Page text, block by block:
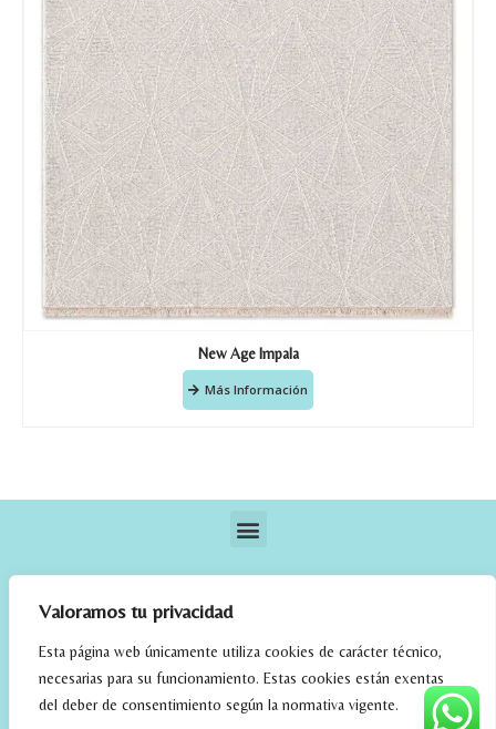
Valoramos tu privacidad
Esta página web únicamente utiliza cookies de carácter técnico,
necesarias para su funcionamiento. Estas cookies están exentas
del deber de consentimiento según la normativa vigente.
New Age Impala
Más Información
elrincondefehmi.com © 2023. Designed By W Media